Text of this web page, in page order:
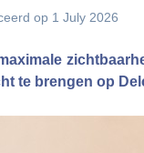
op 1 July 2026
te brengen op